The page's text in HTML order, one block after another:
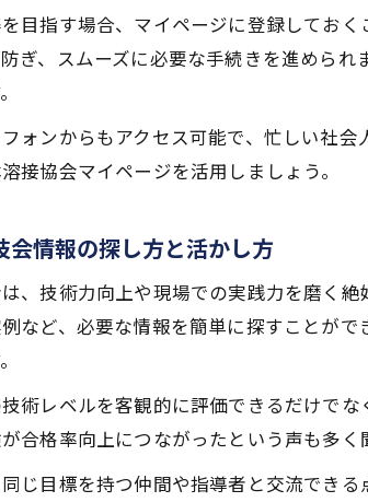
溶接資格合格
溶接資格
溶接試験
実技・筆
目指す場合、マイページに登録してお
ぎ、スムーズに必要な手続きを進めら
ォンからもアクセス可能で、忙しい社
接協会マイページを活用しましょう。
会情報の探し方と活かし方
、技術力向上や現場での実践力を磨く
など、必要な情報を簡単に探すことが
術レベルを客観的に評価できるだけで
合格率向上につながったという声も多く
じ目標を持つ仲間や指導者と交流でき